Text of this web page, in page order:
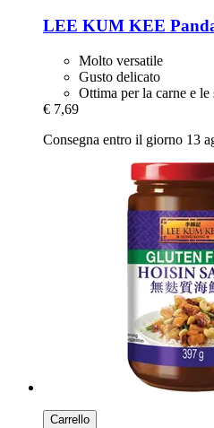
LEE KUM KEE
Molto versatile
Gusto delicato
Ottima per la carne e le
€ 7,69
Consegna entro il giorno 13
Carrello